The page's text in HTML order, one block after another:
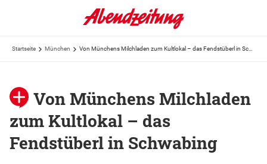
Startseite München
Von Münchens Milchladen
zum Kultlokal – das
Fendstüberl in Schwabing